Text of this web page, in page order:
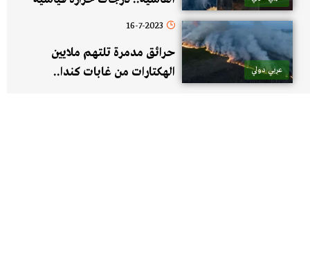
وحرائق هائلة ومئات الوفيات
عربي دولي
16-7-2023
حرائق مدمرة تلتهم ملايين
الهكتارات من غابات كندا..